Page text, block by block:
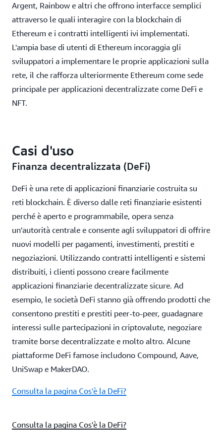
Argent, Rainbow e altri che offrono interfacce semplici
attraverso le quali interagire con la blockchain di
Ethereum e i contratti intelligenti ivi implementati.
L'ampia base di utenti di Ethereum incoraggia gli
sviluppatori a implementare le proprie applicazioni sulla
rete, il che rafforza ulteriormente Ethereum come sede
principale per applicazioni decentralizzate come DeFi e
NFT.
Casi d'uso
Finanza decentralizzata (DeFi)
DeFi è una rete di applicazioni finanziarie costruita su
reti blockchain. È diverso dalle reti finanziarie esistenti
perché è aperto e programmabile, opera senza
un'autorità centrale e consente agli sviluppatori di offrire
nuovi modelli per pagamenti, investimenti, prestiti e
negoziazioni. Utilizzando contratti intelligenti e sistemi
distribuiti, i clienti possono creare facilmente
applicazioni finanziarie decentralizzate sicure. Ad
esempio, le società DeFi stanno già offrendo prodotti che
consentono prestiti e prestiti peer-to-peer, guadagnare
interessi sulle partecipazioni in criptovalute, negoziare
tramite borse decentralizzate e molto altro. Alcune
piattaforme DeFi famose includono Compound, Aave,
UniSwap e MakerDAO.
Consulta la pagina Cos'è la DeFi?
Consulta la pagina Cos'è la DeFi?